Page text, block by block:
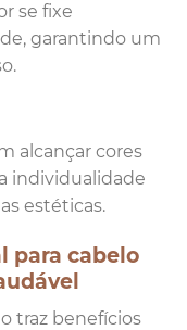
se fixe
garantindo um
alcançar cores
individualidade
estéticas.
para cabelo
traz benefícios